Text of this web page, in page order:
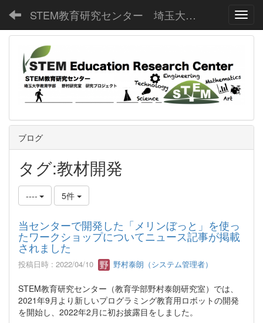
STEM教育研究センター 埼玉大学教育学部野村研究室
ブログ
タグ:教材開発
---- 5件
当センターで開発した「メリンぼっと」を使っ
たワークショップについてニュース記事が掲載
されました
投稿日時 : 2022/04/10 野村泰朗（システム管理者）
STEM教育研究センター（教育学部野村泰朗研究室）では、
2021年9月より新しいプログラミング教育用ロボットの開発
を開始し、2022年2月に初お披露目をしました。